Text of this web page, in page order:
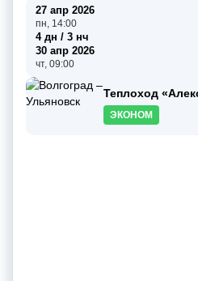
27 апр 2026
пн, 14:00
4 дн / 3 нч
30 апр 2026
чт, 09:00
Теплоход
ЭКОНОМ